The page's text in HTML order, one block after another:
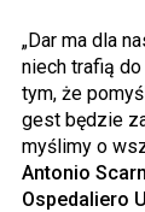
„Dar ma dla
niech trafią
tym, że
gest będzie
myślimy o
Antonio
Ospedaliero